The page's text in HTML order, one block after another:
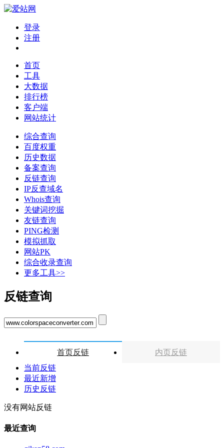
登录
注册
首页
工具
大数据
排行榜
客户端
网站统计
综合查询
百度权重
历史数据
备案查询
反链查询
IP反查域名
Whois查询
关键词挖掘
友链查询
PING检测
模拟抓取
网站PK
综合收录查询
更多工具>>
反链查询
首页反链
内页反链
当前反链
最近新增
历史反链
没有网站反链
最近查询